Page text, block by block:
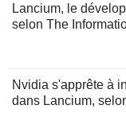
Lancium, le
selon The
Nvidia s'apprête à
dans Lancium,